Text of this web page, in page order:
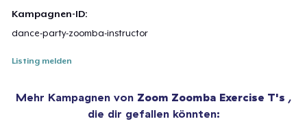
Kampagnen-ID:
dance-party-zoomba-instructor
Listing melden
Mehr Kampagnen von Zoom Zoomba Exercise T's ,
die dir gefallen könnten: